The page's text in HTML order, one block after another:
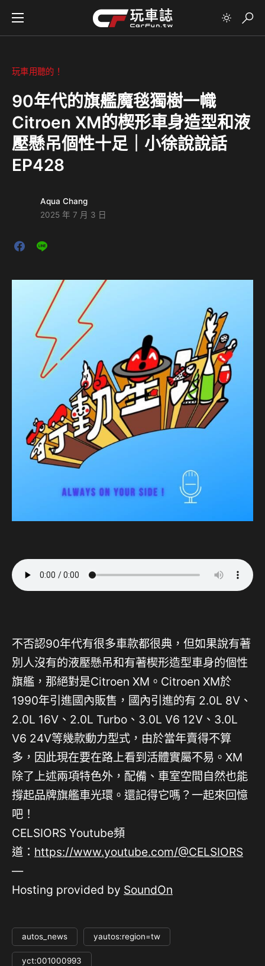
玩車用聽的！
90年代的旗艦魔毯獨樹一幟
Citroen XM的楔形車身造型和液
壓懸吊個性十足｜小徐說說話
EP428
Aqua Chang
2025 年 7 月 3 日
不否認90年代有很多車款都很典，但如果說有著
別人沒有的液壓懸吊和有著楔形造型車身的個性
旗艦，那絕對是Citroen XM。Citroen XM於
1990年引進國內販售，國內引進的有 2.0L 8V、
2.0L 16V、2.0L Turbo、3.0L V6 12V、3.0L
V6 24V等幾款動力型式，由於當年賣得不算
多，因此現在要在路上看到活體實屬不易。XM
除了上述兩項特色外，配備、車室空間自然也能
撐起品牌旗艦車光環。還記得它嗎？一起來回憶
吧！
CELSIORS Youtube頻
道： ⁠⁠https://www.youtube.com/@CELSIORS⁠
—
Hosting provided by SoundOn
autos_news yautos:region=tw
yct:001000993